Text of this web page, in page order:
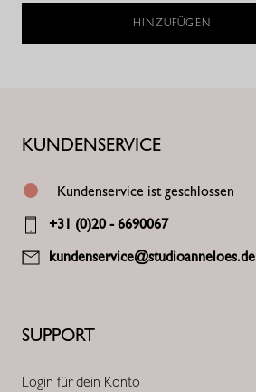
HINZUFÜGEN
SUPPORT
Login für dein Konto
KUNDENSERVICE
Kundenservice ist geschlossen
+31 (0)20 - 6690067
kundenservice@studioanneloes.de